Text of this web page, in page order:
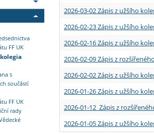
FF UK
s
součástí
FF UK
rady
2026-03-02 Zápis z užšího
2026-02-23 Zápis z užšího
2026-02-16 Zápis z užšího
2026-02-09 Zápis z
2026-02-02 Zápis z užšího
2026-01-26 Zápis z užšího
2026-01-12 Zápis z
2026-01-05 Zápis z užšího